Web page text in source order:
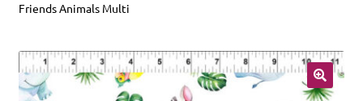
Winkelpagina
Blog
Workshops
Friends Animals Multi